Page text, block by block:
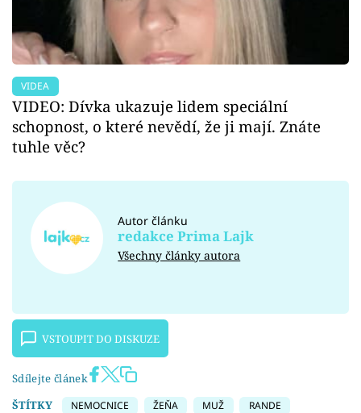
VIDEA
VIDEO: Dívka ukazuje lidem speciální
schopnost, o které nevědí, že ji mají. Znáte
tuhle věc?
Autor článku
redakce Prima Lajk
Všechny články autora
VSTOUPIT DO DISKUZE
Sdílejte článek
ŠTÍTKY
NEMOCNICE ŽEŇA MUŽ RANDE